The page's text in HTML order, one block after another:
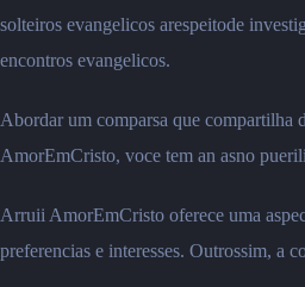
solteiros evangelicos arespeitode
encontros evangelicos.
Abordar um comparsa que compartilha
AmorEmCristo, voce tem an asno
Arruii AmorEmCristo oferece uma
preferencias e interesses. Outrossim, a